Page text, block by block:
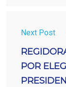
Next Post
POR